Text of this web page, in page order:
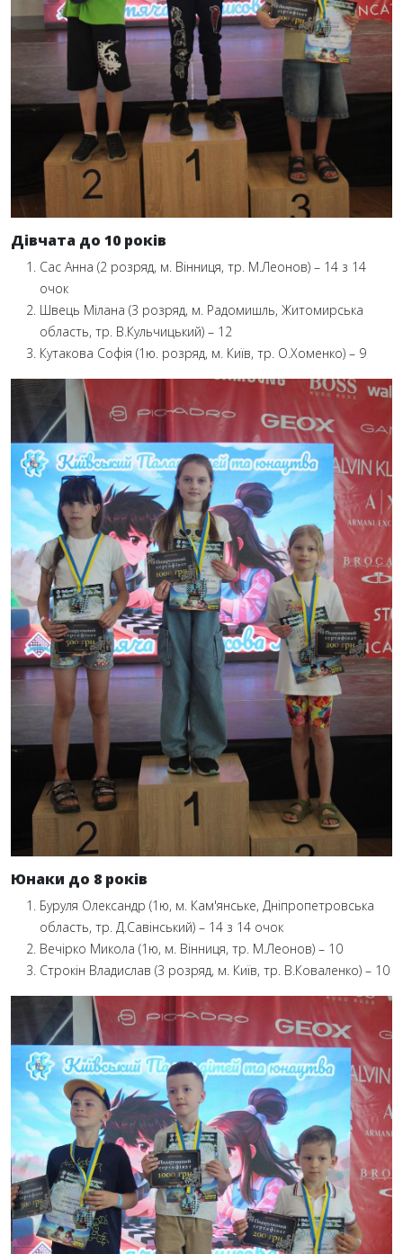
Дівчата до 10 років
Сас Анна (2 розряд, м. Вінниця, тр. М.Леонов) – 14 з 14
очок
Швець Мілана (3 розряд, м. Радомишль, Житомирська
область, тр. В.Кульчицький) – 12
Кутакова Софія (1ю. розряд, м. Київ, тр. О.Хоменко) – 9
Юнаки до 8 років
Буруля Олександр (1ю, м. Кам'янське, Дніпропетровська
область, тр. Д.Савінський) – 14 з 14 очок
Вечірко Микола (1ю, м. Вінниця, тр. М.Леонов) – 10
Строкін Владислав (3 розряд, м. Київ, тр. В.Коваленко) – 10